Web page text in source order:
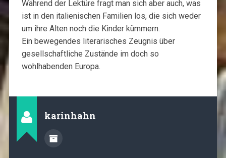
Während der Lektüre fragt man sich aber auch, was
ist in den italienischen Familien los, die sich weder
um ihre Alten noch die Kinder kümmern.
Ein bewegendes literarisches Zeugnis über
gesellschaftliche Zustände im doch so
wohlhabenden Europa.
karinhahn